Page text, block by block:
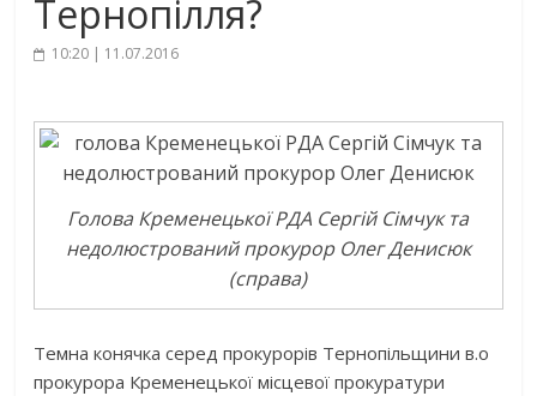
Тернопілля?
10:20 | 11.07.2016
Голова Кременецької РДА Сергій Сімчук та
недолюстрований прокурор Олег Денисюк
(справа)
Темна конячка серед прокурорів Тернопільщини в.о
прокурора Кременецької місцевої прокуратури